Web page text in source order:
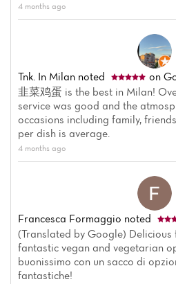
4 months ago
Tnk. In Milan noted
on
韭菜鸡蛋 is the best in Milan!
service was good and the
occasions including family,
per dish is average.
4 months ago
Francesca Formaggio noted
(Translated by Google)
fantastic vegan and vegetarian
buonissimo con un sacco di
fantastiche!